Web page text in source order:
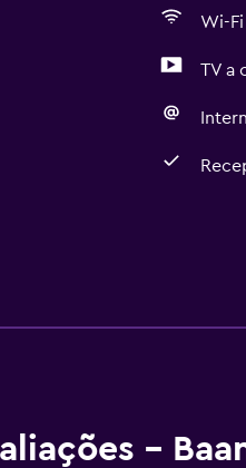
Wi-Fi
TV a
-